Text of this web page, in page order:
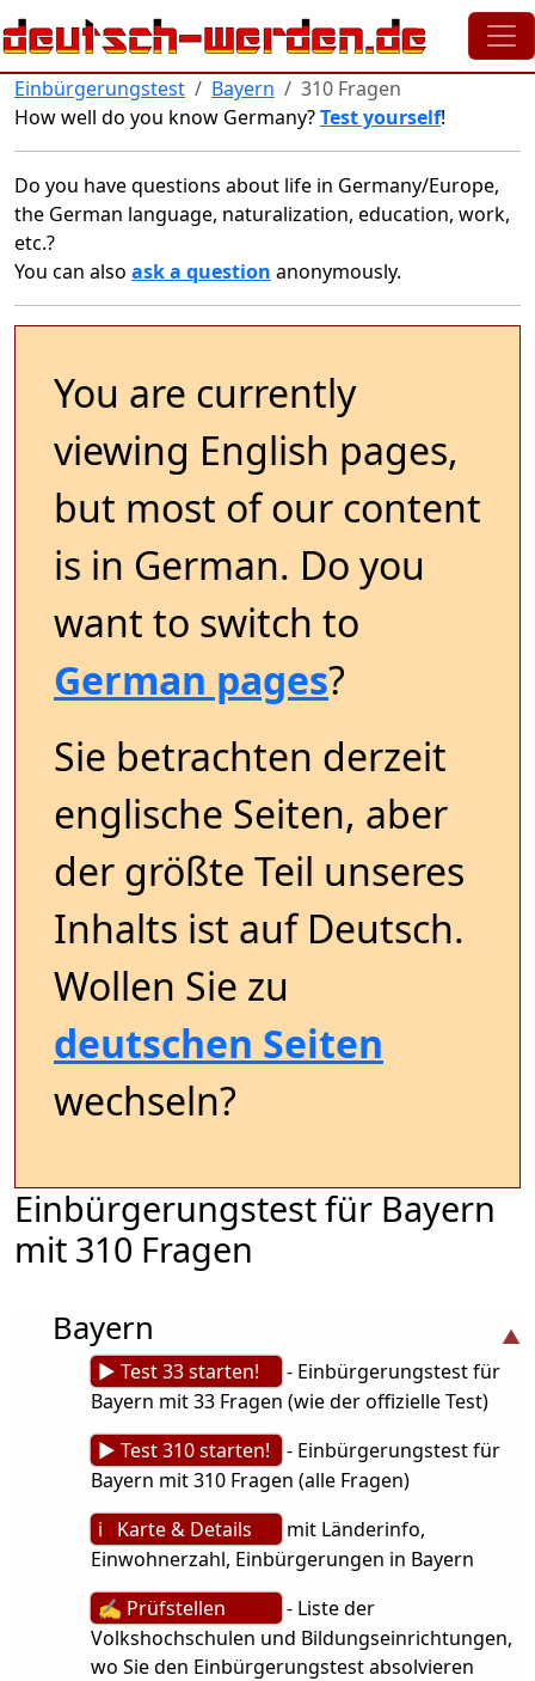
Skip to main content
Einbürgerungstest Bayern
310 Fragen
How well do you know Germany?Test yourself!
Do you have questions about life in Germany/Europe,
the German language, naturalization, education, work,
etc.?
You can also ask a question anonymously.
You are currently
viewing English pages,
but most of our content
is in German. Do you
want to switch to
German pages?
Sie betrachten derzeit
englische Seiten, aber
der größte Teil unseres
Inhalts ist auf Deutsch.
Wollen Sie zu
deutschen Seiten
wechseln?
Einbürgerungstest für Bayern
mit 310 Fragen
Bayern
► Test 33 starten!
- Einbürgerungstest für
Bayern mit 33 Fragen (wie der offizielle Test)
► Test 310 starten!
- Einbürgerungstest für
Bayern mit 310 Fragen (alle Fragen)
ℹ Karte & Details
mit Länderinfo,
Einwohnerzahl, Einbürgerungen in Bayern
✍ Prüfstellen
- Liste der
Volkshochschulen und Bildungseinrichtungen,
wo Sie den Einbürgerungstest absolvieren